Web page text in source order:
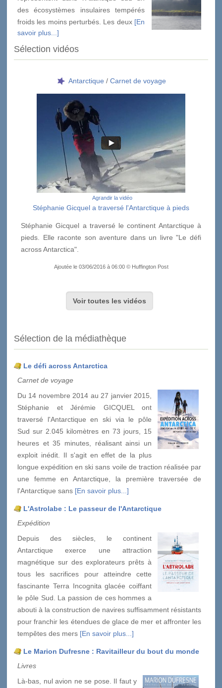
des écosystèmes insulaires tempérés
froids les moins perturbés. Les deux [En
savoir plus...]
Sélection vidéos
Antarctique / Carnet de voyage
Agrandir la vidéo
Stéphanie Gicquel a traversé l'Antarctique à pieds
Stéphanie Gicquel a traversé le continent Antarctique à
pieds. Elle raconte son aventure dans un livre "Le défi
across Antarctica".
Ajoutée le 03/06/2016 à 06:00 © Huffington Post
Voir toutes les vidéos
Sélection de la médiathèque
Le défi across Antarctica
Carnet de voyage
Du 14 novembre 2014 au 27 janvier 2015,
Stéphanie et Jérémie GICQUEL ont
traversé l'Antarctique en ski via le pôle
Sud sur 2.045 kilomètres en 73 jours, 15
heures et 35 minutes, réalisant ainsi un
exploit inédit. Il s'agit en effet de la plus
longue expédition en ski sans voile de traction réalisée par
une femme en Antarctique, la première traversée de
l'Antarctique sans [En savoir plus...]
L'Astrolabe : Le passeur de l'Antarctique
Expédition
Depuis des siècles, le continent
Antarctique exerce une attraction
magnétique sur des explorateurs prêts à
tous les sacrifices pour atteindre cette
fascinante Terra Incognita glacée coiffant
le pôle Sud. La passion de ces hommes a
abouti à la construction de navires suffisamment résistants
pour franchir les étendues de glace de mer et affronter les
tempêtes des mers [En savoir plus...]
Le Marion Dufresne : Ravitailleur du bout du monde
Livres
Là-bas, nul avion ne se pose. Il faut y